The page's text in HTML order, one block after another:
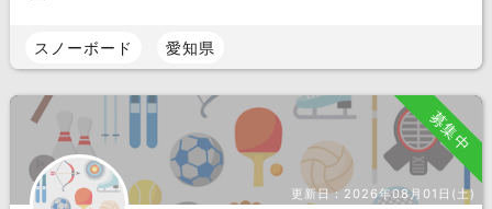
スノーボード 愛知県
募集中
更新日： 2026年08月01日(土)